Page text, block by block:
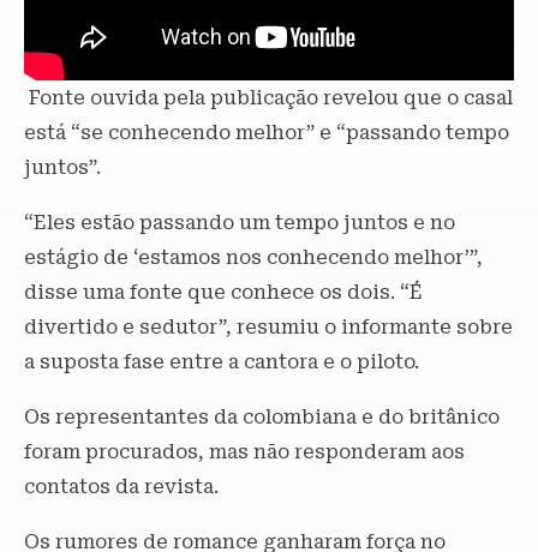
Fonte ouvida pela publicação revelou que o casal
está “se conhecendo melhor” e “passando tempo
juntos”.
“Eles estão passando um tempo juntos e no
estágio de ‘estamos nos conhecendo melhor’”,
disse uma fonte que conhece os dois. “É
divertido e sedutor”, resumiu o informante sobre
a suposta fase entre a cantora e o piloto.
Os representantes da colombiana e do britânico
foram procurados, mas não responderam aos
contatos da revista.
Os rumores de romance ganharam força no